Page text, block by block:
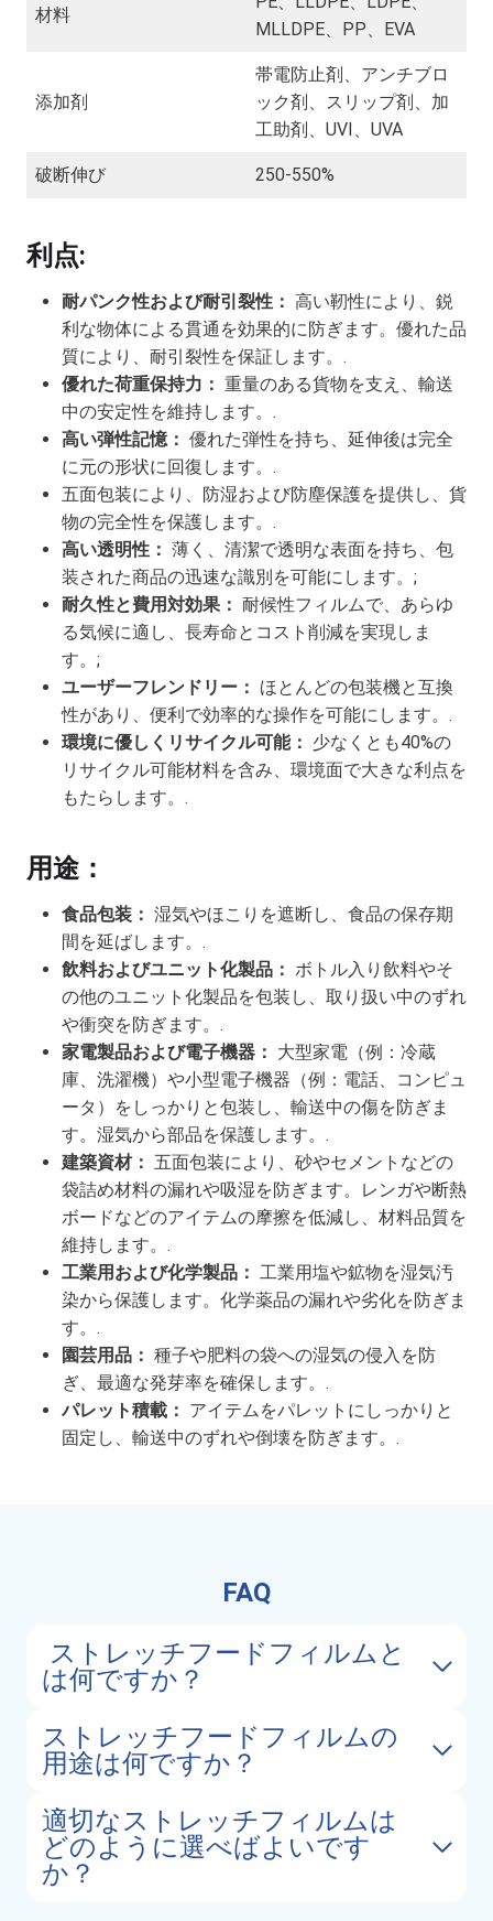
材料
MLLDPE、PP、EVA
添加剤
帯電防止剤、アンチブロ
ック剤、スリップ剤、加
工助剤、UVI、UVA
破断伸び 250-550%
利点:
耐パンク性および耐引裂性： 高い靭性により、鋭
利な物体による貫通を効果的に防ぎます。優れた品
質により、耐引裂性を保証します。.
優れた荷重保持力： 重量のある貨物を支え、輸送
中の安定性を維持します。.
高い弾性記憶： 優れた弾性を持ち、延伸後は完全
に元の形状に回復します。.
五面包装により、防湿および防塵保護を提供し、貨
物の完全性を保護します。.
高い透明性： 薄く、清潔で透明な表面を持ち、包
装された商品の迅速な識別を可能にします。;
耐久性と費用対効果： 耐候性フィルムで、あらゆ
る気候に適し、長寿命とコスト削減を実現しま
す。;
ユーザーフレンドリー： ほとんどの包装機と互換
性があり、便利で効率的な操作を可能にします。.
環境に優しくリサイクル可能： 少なくとも40%の
リサイクル可能材料を含み、環境面で大きな利点を
もたらします。.
用途：
食品包装： 湿気やほこりを遮断し、食品の保存期
間を延ばします。.
飲料およびユニット化製品： ボトル入り飲料やそ
の他のユニット化製品を包装し、取り扱い中のずれ
や衝突を防ぎます。.
家電製品および電子機器： 大型家電（例：冷蔵
庫、洗濯機）や小型電子機器（例：電話、コンピュ
ータ）をしっかりと包装し、輸送中の傷を防ぎま
す。湿気から部品を保護します。.
建築資材： 五面包装により、砂やセメントなどの
袋詰め材料の漏れや吸湿を防ぎます。レンガや断熱
ボードなどのアイテムの摩擦を低減し、材料品質を
維持します。.
工業用および化学製品： 工業用塩や鉱物を湿気汚
染から保護します。化学薬品の漏れや劣化を防ぎま
す。.
園芸用品： 種子や肥料の袋への湿気の侵入を防
ぎ、最適な発芽率を確保します。.
パレット積載： アイテムをパレットにしっかりと
固定し、輸送中のずれや倒壊を防ぎます。.
FAQ
ストレッチフードフィルムと
は何ですか？
ストレッチフードフィルムの
用途は何ですか？
適切なストレッチフィルムは
どのように選べばよいです
か？